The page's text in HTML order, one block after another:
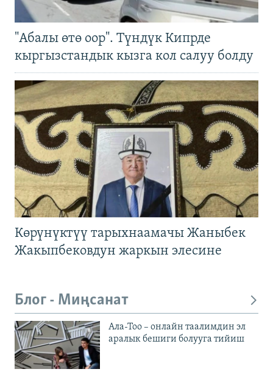
"Абалы өтө оор". Түндүк Кипрде
кыргызстандык кызга кол салуу болду
Көрүнүктүү тарыхнаамачы Жаныбек
Жакыпбековдун жаркын элесине
Блог - Миңсанат
Ала-Тоо – онлайн таалимдин эл
аралык бешиги болууга тийиш